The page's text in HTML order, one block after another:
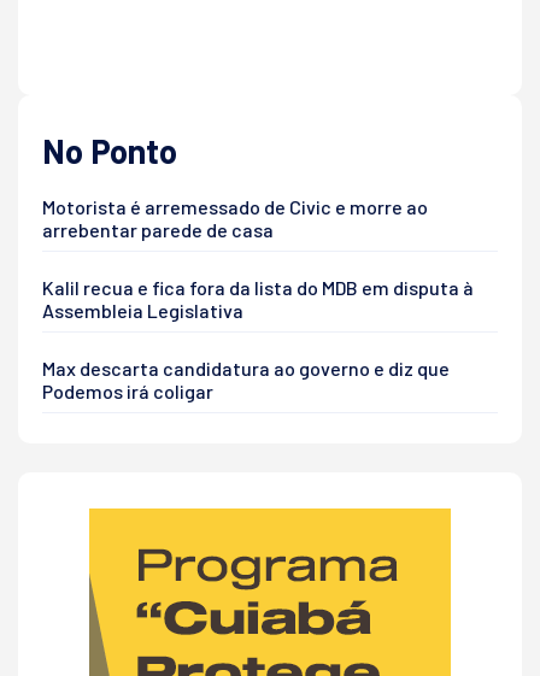
No Ponto
Motorista é arremessado de Civic e morre ao
arrebentar parede de casa
Kalil recua e fica fora da lista do MDB em disputa à
Assembleia Legislativa
Max descarta candidatura ao governo e diz que
Podemos irá coligar